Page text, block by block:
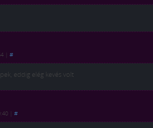
#
eddig elég kevés volt
#